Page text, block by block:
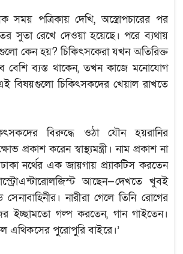
সময় পত্রিকায় দেখি, অস্ত্রোপচারের পর
সুতা রেখে দেওয়া হয়েছে। পরে ব্যথায়
কেন হয়? চিকিৎসকেরা যখন অতিরিক্ত
বেশি ব্যস্ত থাকেন, তখন কাজে মনোযোগ
বিষয়গুলো চিকিৎসকদের খেয়াল রাখতে
বিরুদ্ধে ওঠা যৌন হয়রানির
প্রকাশ করেন স্বাস্থ্যমন্ত্রী। নাম প্রকাশ না
নর্থের এক জায়গায় প্র্যাকটিস করতেন
আছেন—দেখতে খুবই
সেনাবাহিনীর। নারীরা গেলে তিনি রোগের
ইচ্ছামতো গল্প করতেন, গান গাইতেন।
এথিকসের পুরোপুরি বাইরে।’